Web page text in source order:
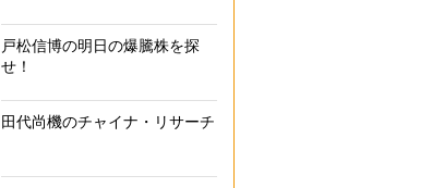
戸松信博の明日の爆騰株を探
せ！
田代尚機のチャイナ・リサーチ